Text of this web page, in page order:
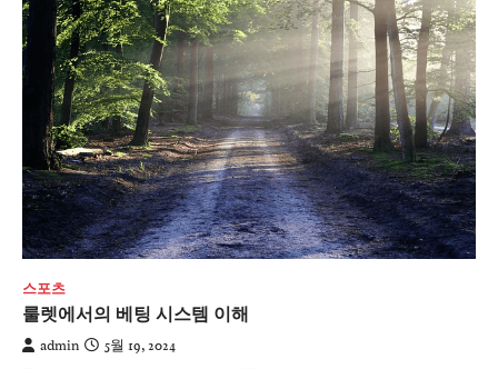
스포츠
룰렛에서의 베팅 시스템 이해
admin
5월 19, 2024